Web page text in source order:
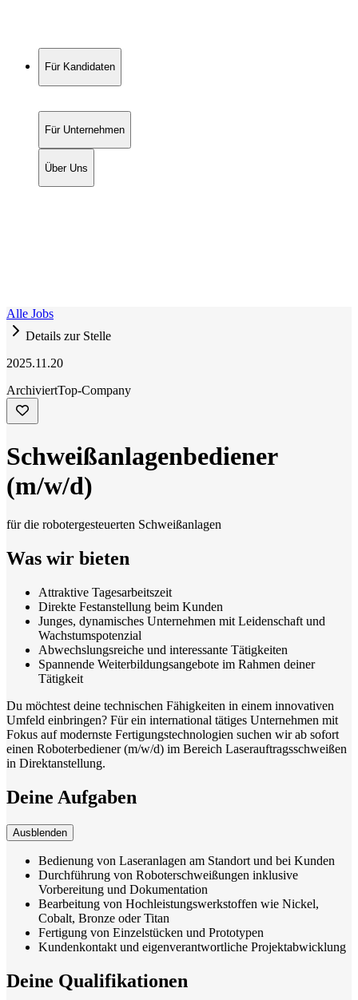
Für Kandidaten
Für Unternehmen
Über Uns
Alle Jobs
Details zur Stelle
2025.11.20
ArchiviertTop-Company
Schweißanlagenbediener
(m/w/d)
für die robotergesteuerten Schweißanlagen
Was wir bieten
Attraktive Tagesarbeitszeit
Direkte Festanstellung beim Kunden
Junges, dynamisches Unternehmen mit Leidenschaft und
Wachstumspotenzial
Abwechslungsreiche und interessante Tätigkeiten
Spannende Weiterbildungsangebote im Rahmen deiner
Tätigkeit
Du möchtest deine technischen Fähigkeiten in einem innovativen
Umfeld einbringen? Für ein international tätiges Unternehmen mit
Fokus auf modernste Fertigungstechnologien suchen wir ab sofort
einen Roboterbediener (m/w/d) im Bereich Laserauftragsschweißen
in Direktanstellung.
Deine Aufgaben
Ausblenden
Bedienung von Laseranlagen am Standort und bei Kunden
Durchführung von Roboterschweißungen inklusive
Vorbereitung und Dokumentation
Bearbeitung von Hochleistungswerkstoffen wie Nickel,
Cobalt, Bronze oder Titan
Fertigung von Einzelstücken und Prototypen
Kundenkontakt und eigenverantwortliche Projektabwicklung
Deine Qualifikationen